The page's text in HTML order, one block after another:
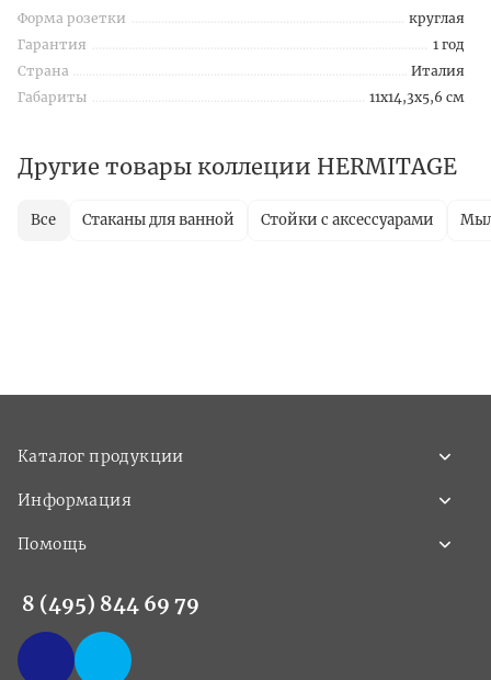
Форма розетки
круглая
Гарантия
1 год
Страна
Италия
Габариты
11x14,3x5,6 см
Другие товары коллеции HERMITAGE
Все Стаканы для ванной Стойки с аксессуарами
Каталог продукции
Информация
Помощь
8 (495) 844 69 79